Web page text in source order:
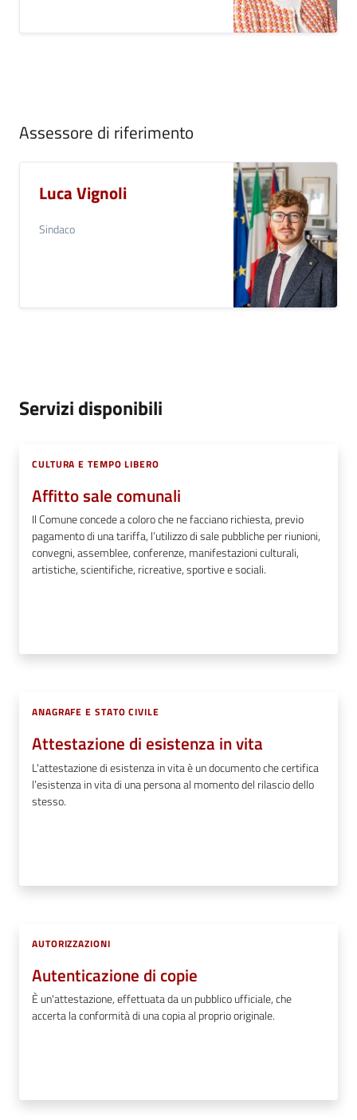
Assessore di riferimento
Luca Vignoli
Sindaco
Servizi disponibili
CULTURA E TEMPO LIBERO
Affitto sale comunali
Il Comune concede a coloro che ne facciano richiesta, previo
pagamento di una tariffa, l’utilizzo di sale pubbliche per riunioni,
convegni, assemblee, conferenze, manifestazioni culturali,
artistiche, scientifiche, ricreative, sportive e sociali.
ANAGRAFE E STATO CIVILE
Attestazione di esistenza in vita
L'attestazione di esistenza in vita è un documento che certifica
l’esistenza in vita di una persona al momento del rilascio dello
stesso.
AUTORIZZAZIONI
Autenticazione di copie
È un'attestazione, effettuata da un pubblico ufficiale, che
accerta la conformità di una copia al proprio originale.